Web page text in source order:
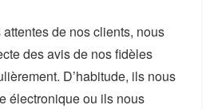
de nos clients, nous
des avis de nos fidèles
D’habitude, ils nous
électronique ou ils nous